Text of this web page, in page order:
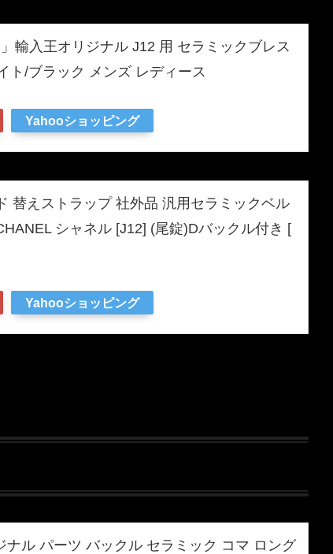
輸入王オリジナル J12 用 セラミックブレス
ト/ブラック メンズ レディース
Yahooショッピング
替えストラップ 社外品 汎用セラミックベル
シャネル [J12] (尾錠)Dバックル付き [
Yahooショッピング
ナル パーツ バックル セラミック コマ ロング